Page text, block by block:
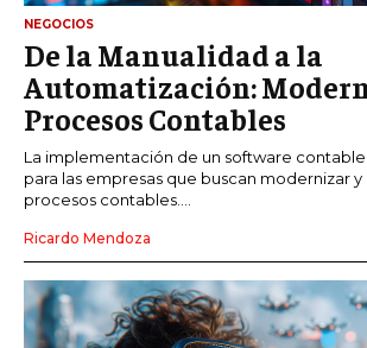
NEGOCIOS
De la Manualidad a la
Automatización:
Procesos Contables
La implementación de un software contable
para las empresas que buscan modernizar y
procesos contables....
Ricardo Mendoza